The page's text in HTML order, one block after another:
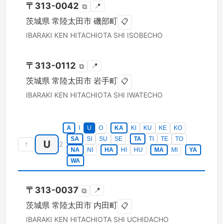
〒 313-0042 ⧉ 📍
茨城県 常陸太田市 磯部町 📋
IBARAKI KEN HITACHIOTA SHI ISOBECHO
〒 313-0112 ⧉ 📍
茨城県 常陸太田市 岩手町 📋
IBARAKI KEN HITACHIOTA SHI IWATECHO
↑ U 2
A U O KA KI KU KE
KO
SA
SI SU SE TA TI TE
TO
NA
NI HA HI HU MA MI
YA
WA
〒 313-0037 ⧉ 📍
茨城県 常陸太田市 内田町 📋
IBARAKI KEN HITACHIOTA SHI UCHIDACHO